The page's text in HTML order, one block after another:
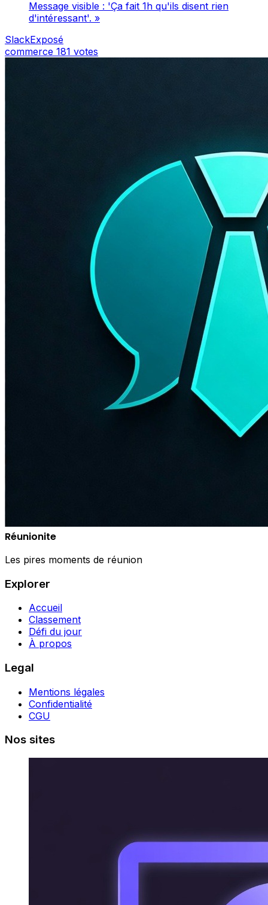
Message visible : 'Ça fait 1h qu'ils disent rien
d'intéressant'. »
SlackExposé
commerce 181 votes
Réunionite
Les pires moments de réunion
Explorer
Accueil
Classement
Défi du jour
À propos
Legal
Mentions légales
Confidentialité
CGU
Nos sites